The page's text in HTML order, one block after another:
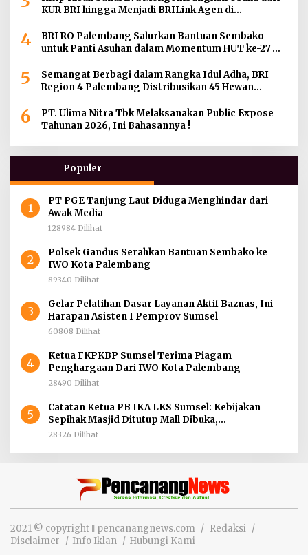
KUR BRI hingga Menjadi BRILink Agen di
4
BRI RO Palembang Salurkan Bantuan Sembako
untuk Panti Asuhan dalam Momentum HUT ke-27
5
Semangat Berbagi dalam Rangka Idul Adha, BRI
Region 4 Palembang Distribusikan 45 Hewan
Jambi dan Kepulauan Bangka
6
PT. Ulima Nitra Tbk Melaksanakan Public Expose
Tahunan 2026, Ini Bahasannya !
Populer
1
PT PGE Tanjung Laut Diduga Menghindar dari
Awak Media
128984 Dilihat
2
Polsek Gandus Serahkan Bantuan Sembako ke
IWO Kota Palembang
89340 Dilihat
3
Gelar Pelatihan Dasar Layanan Aktif Baznas, Ini
Harapan Asisten I Pemprov Sumsel
60808 Dilihat
4
Ketua FKPKBP Sumsel Terima Piagam
Penghargaan Dari IWO Kota Palembang
28490 Dilihat
5
Catatan Ketua PB IKA LKS Sumsel: Kebijakan
Sepihak Masjid Ditutup Mall Dibuka,
Menghidupkan Dunia Mematikan Iman
28326 Dilihat
2021 © copyright ‖ pencanangnews.com
Redaksi
Disclaimer
Info Iklan Hubungi Kami